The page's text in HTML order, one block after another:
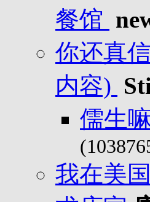
餐馆
你还真
内容)
儒生
我在美